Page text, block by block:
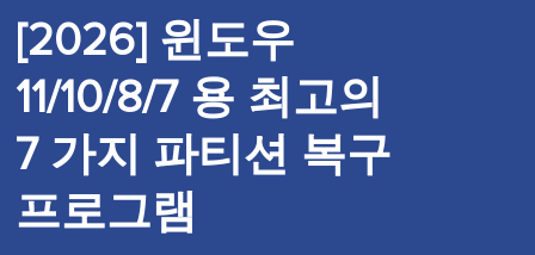
[2026] 윈도우
11/10/8/7 용 최고의
7 가지 파티션 복구
프로그램